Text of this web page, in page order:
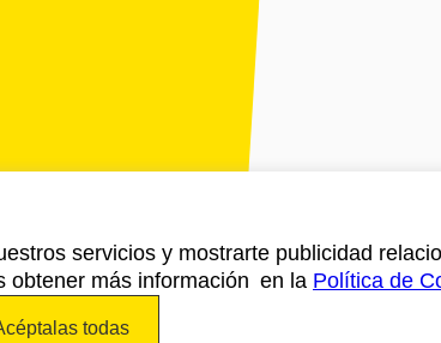
servicios y mostrarte publicidad
obtener más información en la Política de
todas